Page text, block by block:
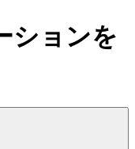
ションを